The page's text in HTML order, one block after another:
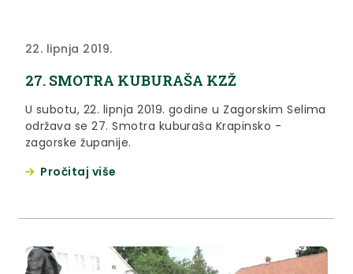
22. lipnja 2019.
27. SMOTRA KUBURAŠA KZŽ
U subotu, 22. lipnja 2019. godine u Zagorskim Selima
održava se 27. Smotra kuburaša Krapinsko -
zagorske županije.
Pročitaj više